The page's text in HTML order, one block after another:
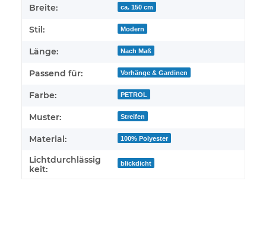
Breite: ca. 150 cm
Stil: Modern
Länge: Nach Maß
Passend für: Vorhänge & Gardinen
Farbe: PETROL
Muster: Streifen
Material: 100% Polyester
Lichtdurchlässig
keit:
blickdicht